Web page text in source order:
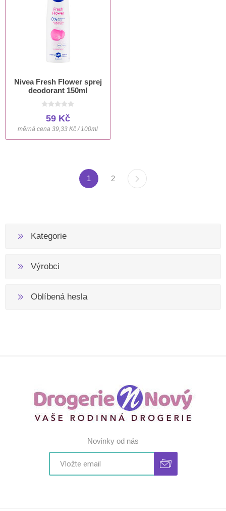
Nivea Fresh Flower sprej
deodorant 150ml
59 Kč
měrná cena 39,33 Kč / 100ml
1 2
Kategorie
Výrobci
Oblíbená hesla
Novinky od nás